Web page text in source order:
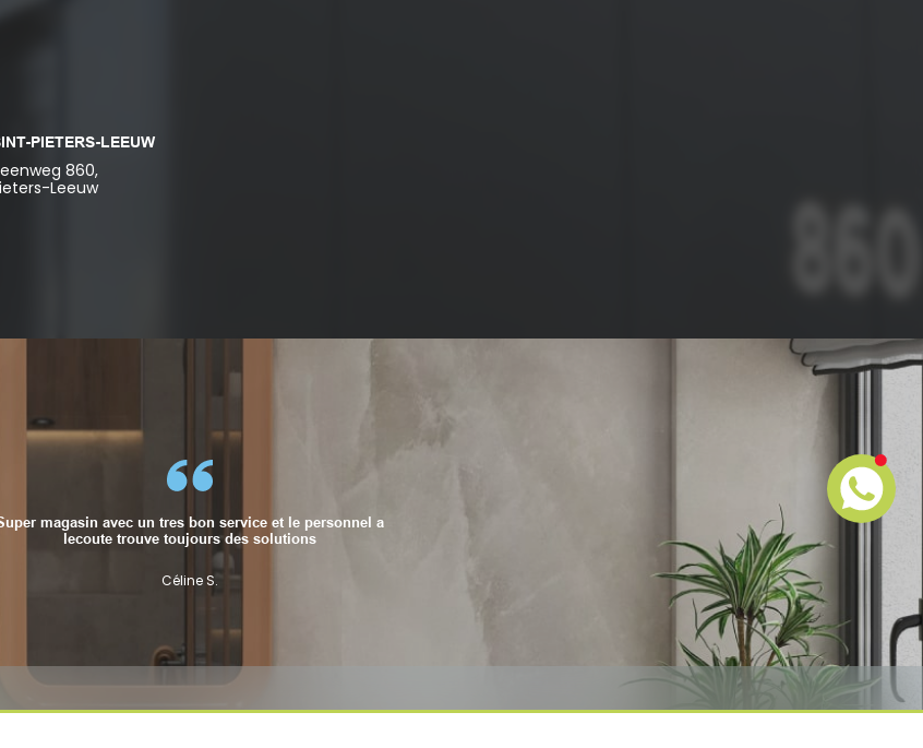
PIETERS-LEEUW
860,
Leeuw
Céline S.
magasin avec un tres bon service et le personnel a
lecoute trouve toujours des solutions
Céline S.
Céline S.